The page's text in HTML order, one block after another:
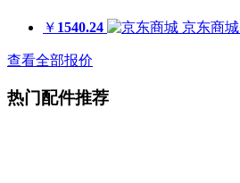
￥ 1540.24 京东商城
查看全部报价
热门配件推荐